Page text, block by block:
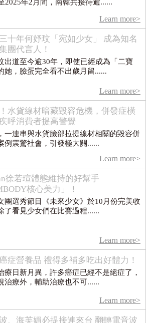
2025年2月間，南韓共接待逾......
Learn more>
十年何妤玟「宛如少女」 成為知名
團代言人！
出道至今逾30年，即使已經成為「二寶
她，臉蛋完全看不出歲月留......
Learn more>
水貨線材暗藏毀容危機，併發症橫
呼消費者提高警覺
一連串與水貨臉部拉提線材相關的毀容併
例震驚社會，引發極大關......
Learn more>
徐若瑄體態維持的好幫手
核心美力」！
團選秀節目《未來少女》於10月份完美收
了看見少女們在比賽過程......
Learn more>
症營養品 禮得多補多吃出好體力！
療日新月異，許多癌症已經不是絕症了，
治療外，輔助治療也不可......
Learn more>
、海芙媚必提接連來台 翻轉電音波